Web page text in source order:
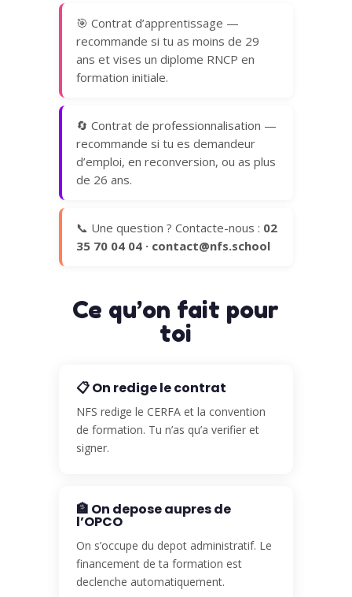
🎯 Contrat d’apprentissage —
recommande si tu as moins de 29
ans et vises un diplome RNCP en
formation initiale.
🔄 Contrat de professionnalisation —
recommande si tu es demandeur
d’emploi, en reconversion, ou as plus
de 26 ans.
📞 Une question ? Contacte-nous : 02
35 70 04 04 · contact@nfs.school
Ce qu’on fait pour
toi
📋 On redige le contrat
NFS redige le CERFA et la convention
de formation. Tu n’as qu’a verifier et
signer.
🏦 On depose aupres de
l’OPCO
On s’occupe du depot administratif. Le
financement de ta formation est
declenche automatiquement.